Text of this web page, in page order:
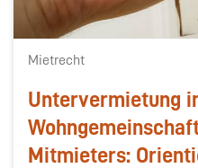
Mietrecht
Untervermietung
Mitmieters: